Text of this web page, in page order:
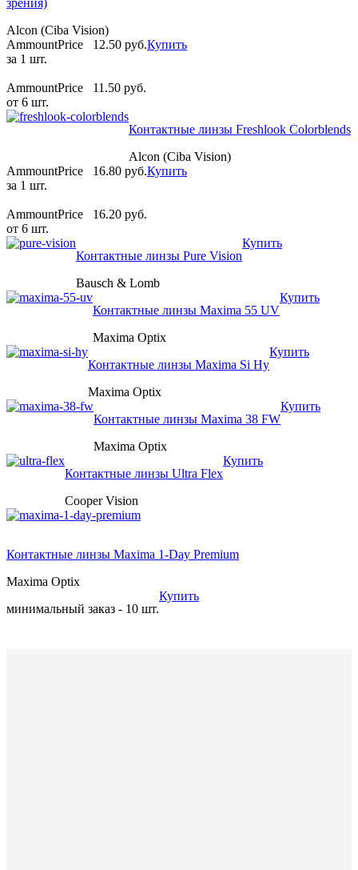
Alcon (Ciba Vision)
AmmountPrice
12.50 pуб.
за 1 шт.
AmmountPrice
11.50 pуб.
от 6 шт.
Купить
Контактные линзы Freshlook Colorblends
Alcon (Ciba Vision)
AmmountPrice
16.80 pуб.
за 1 шт.
AmmountPrice
16.20 pуб.
от 6 шт.
Купить
Контактные линзы Pure Vision
Bausch & Lomb
Купить
Контактные линзы Maxima 55 UV
Maxima Optix
Купить
Контактные линзы Maxima Si Hy
Maxima Optix
Купить
Контактные линзы Maxima 38 FW
Maxima Optix
Купить
Контактные линзы Ultra Flex
Cooper Vision
Купить
Контактные линзы Maxima 1-Day Premium
Maxima Optix
минимальный заказ - 10 шт.
Купить